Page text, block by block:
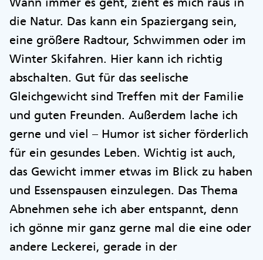
die Natur. Das kann ein Spaziergang sein,
eine größere Radtour, Schwimmen oder im
Winter Skifahren. Hier kann ich richtig
abschalten. Gut für das seelische
Gleichgewicht sind Treffen mit der Familie
und guten Freunden. Außerdem lache ich
gerne und viel – Humor ist sicher förderlich
für ein gesundes Leben. Wichtig ist auch,
das Gewicht immer etwas im Blick zu haben
und Essenspausen einzulegen. Das Thema
Abnehmen sehe ich aber entspannt, denn
ich gönne mir ganz gerne mal die eine oder
andere Leckerei, gerade in der